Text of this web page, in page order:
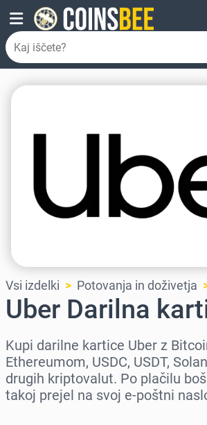
Vsi izdelki Potovanja in doživetja
Uber Darilna
Kupi darilne kartice Uber z
Ethereumom, USDC, USDT,
drugih kriptovalut. Po plačilu
takoj prejel na svoj e-poštni